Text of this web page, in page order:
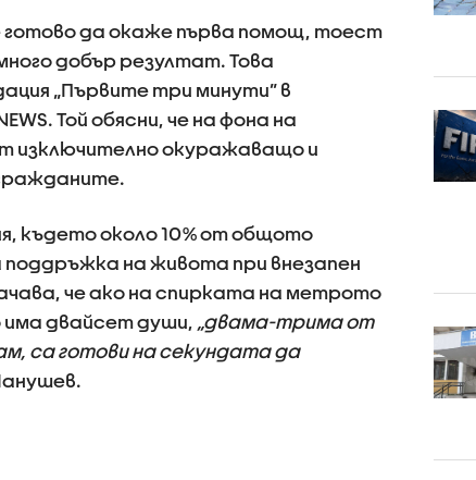
готово да окаже първа помощ, тоест
добър резултат. Това
„Първите три минути” в
Той обясни, че на фона на
изключително окуражаващо и
където около 10% от общото
на живота при внезапен
че ако на спирката на метрото
има двайсет души, „двама-трима от
са готови на секундата да